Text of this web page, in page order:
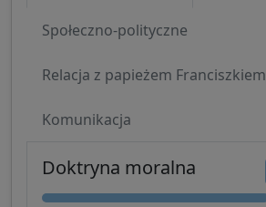
Społeczno-polityczne
Relacja z papieżem Franciszkiem
Komunikacja
Doktryna moralna